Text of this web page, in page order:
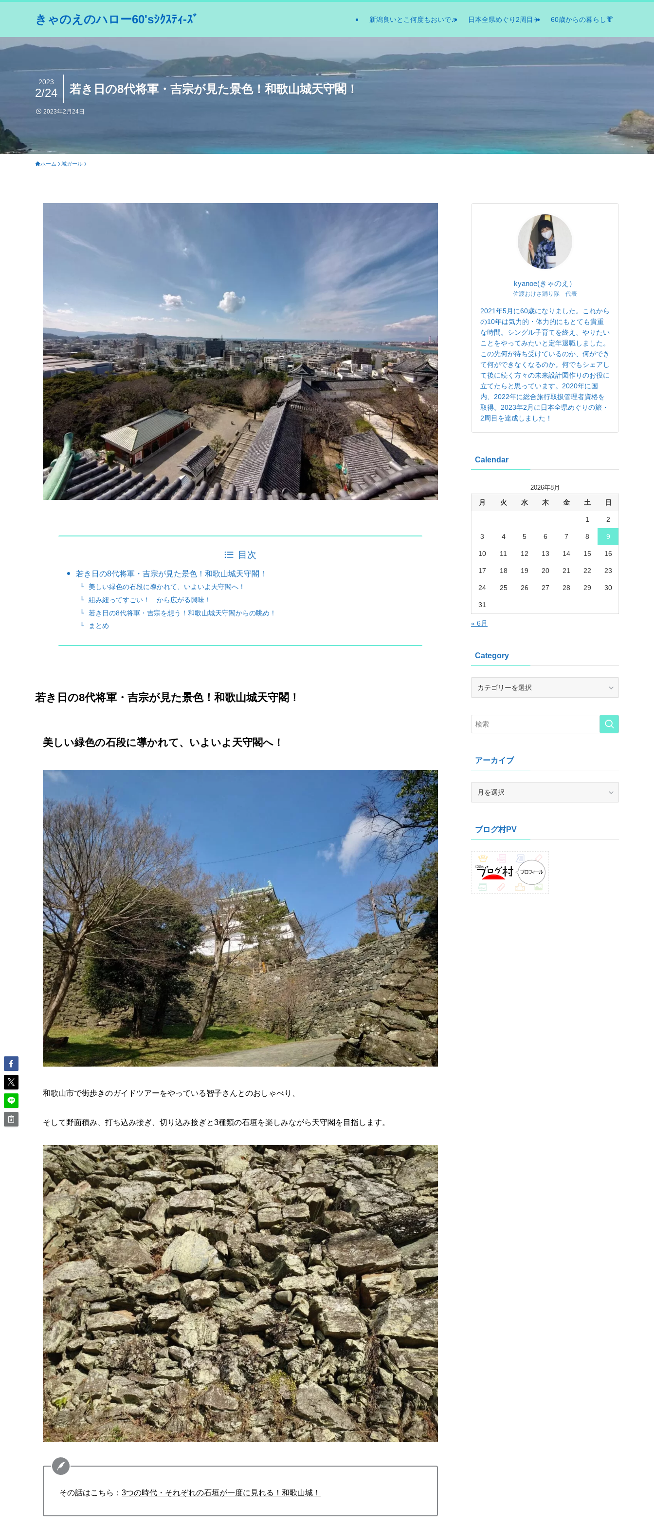
きゃのえのハロー60'sｼｸｽﾃｨ-ｽﾞ 新潟良いとこ何度もおいで♫ 日本全県めぐり2周目✈️ 60歳からの暮らし👘
若き日の8代将軍・吉宗が見た景色！和歌山城天守閣！
2023
2/24
2023年2月24日
ホーム 城ガール
目次
若き日の8代将軍・吉宗が見た景色！和歌山城天守閣！
美しい緑色の石段に導かれて、いよいよ天守閣へ！
組み紐ってすごい！…から広がる興味！
若き日の8代将軍・吉宗を想う！和歌山城天守閣からの眺め！
まとめ
若き日の8代将軍・吉宗が見た景色！和歌山城天守閣！
美しい緑色の石段に導かれて、いよいよ天守閣へ！
和歌山市で街歩きのガイドツアーをやっている智子さんとのおしゃべり、
そして野面積み、打ち込み接ぎ、切り込み接ぎと3種類の石垣を楽しみながら天守閣を目指します。
その話はこちら： 3つの時代・それぞれの石垣が一度に見れる！和歌山城！
kyanoe(きゃのえ）
佐渡おけさ踊り隊 代表
2021年5月に60歳になりました。これから
の10年は気力的・体力的にもとても貴重
な時間。シングル子育てを終え、やりたい
ことをやってみたいと定年退職しました。
この先何が待ち受けているのか、何ができ
て何ができなくなるのか。何でもシェアし
て後に続く方々の未来設計図作りのお役に
立てたらと思っています。2020年に国
内、2022年に総合旅行取扱管理者資格を
取得。2023年2月に日本全県めぐりの旅・
2周目を達成しました！
Calendar
2026年8月
月 火 水 木 金 土 日
1 2
3 4 5 6 7 8 9
10 11 12 13 14 15 16
17 18 19 20 21 22 23
24 25 26 27 28 29 30
31
« 6月
Category
アーカイブ
ブブログ村PV